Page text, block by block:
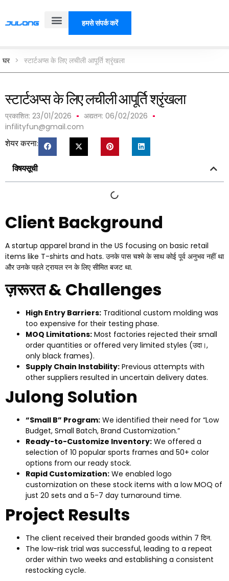
हमसे संपर्क करें
घर > स्टार्टअप्स के लिए लचीली आपूर्ति श्रृंखला
स्टार्टअप्स के लिए लचीली आपूर्ति श्रृंखला
प्रकाशित: 23/01/2026
अद्यतन: 06/02/2026
infilityfun@gmail.com
शेयर करना:
विषयसूची
Client Background
A startup apparel brand in the US focusing on basic retail
items like T-shirts and hats. उनके पास चश्मे के साथ कोई पूर्व अनुभव नहीं था
और उनके पहले ट्रायल रन के लिए सीमित बजट था.
ज़रूरत &Challenges
High Entry Barriers: Traditional custom molding was
too expensive for their testing phase.
MOQ Limitations: Most factories rejected their small
order quantities or offered very limited styles (उदा।,
only black frames).
Supply Chain Instability: Previous attempts with
other suppliers resulted in uncertain delivery dates.
Julong Solution
“Small B” Program: We identified their need for “Low
Budget, Small Batch, Brand Customization.”
Ready-to-Customize Inventory: We offered a
selection of 10 popular sports frames and 50+ color
options from our ready stock.
Rapid Customization: We enabled logo
customization on these stock items with a low MOQ of
just 20 sets and a 5-7 day turnaround time.
Project Results
The client received their branded goods within 7 दिन.
The low-risk trial was successful, leading to a repeat
order within two weeks and establishing a consistent
restocking cycle.